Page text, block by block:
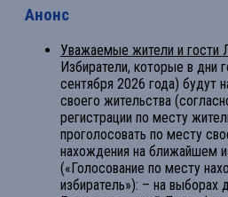
Анонс
Уважаемые жители и гости
Избиратели, которые в дни
сентября 2026 года) будут
своего жительства
регистрации по месту
проголосовать по месту
нахождения на ближайшем
(«Голосование по месту
избиратель»): – на выборах